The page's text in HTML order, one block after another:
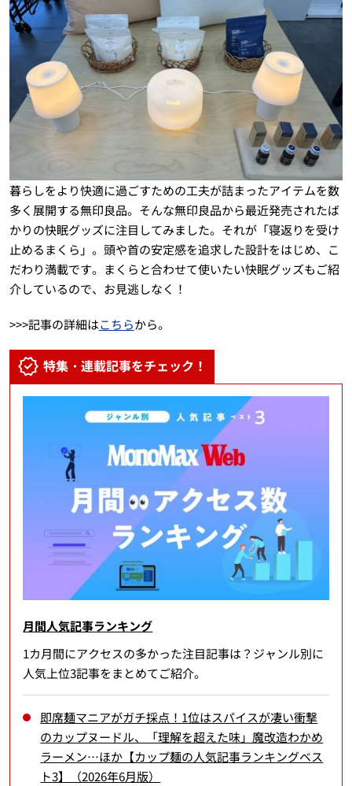
暮らしをより快適に過ごすための工夫が詰まったアイテムを数
多く展開する無印良品。そんな無印良品から最近発売されたば
かりの快眠グッズに注目してみました。それが「寝返りを受け
止めるまくら」。頭や首の安定感を追求した設計をはじめ、こ
だわり満載です。まくらと合わせて使いたい快眠グッズもご紹
介しているので、お見逃しなく！
>>>記事の詳細はこちらから。
特集・連載記事をチェック！
月間人気記事ランキング
1カ月間にアクセスの多かった注目記事は？ジャンル別に
人気上位3記事をまとめてご紹介。
即席麺マニアがガチ採点！1位はスパイスが凄い衝撃
のカップヌードル、「理解を超えた味」魔改造わかめ
ラーメン…ほか【カップ麺の人気記事ランキングベス
ト3】（2026年6月版）